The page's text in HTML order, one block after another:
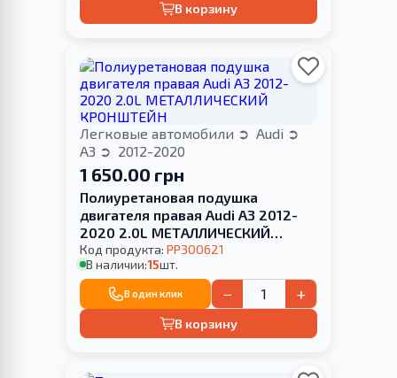
В корзину
Легковые автомобили
Audi
A3
2012-2020
1 650.00 грн
Полиуретановая подушка
двигателя правая Audi A3 2012-
2020 2.0L МЕТАЛЛИЧЕСКИЙ
КРОНШТЕЙН
Код продукта: PP300621
В наличии:15шт.
В один клик − +
В корзину